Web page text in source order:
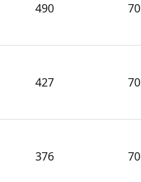
490 70
427 70
376 70